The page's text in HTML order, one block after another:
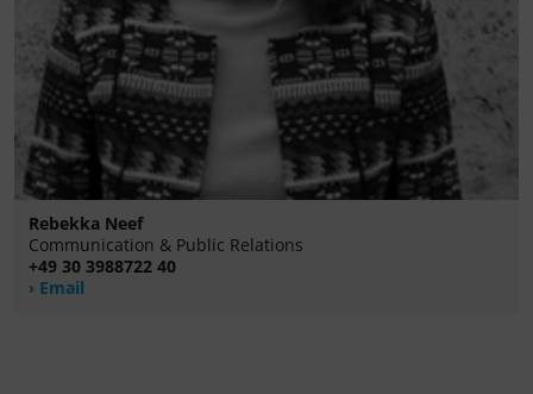
Rebekka Neef
Communication & Public Relations
+49 30 3988722 40
Email